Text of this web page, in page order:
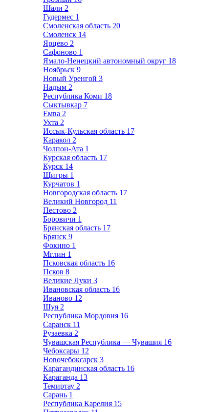
Шали 2
Гудермес 1
Смоленская область 20
Смоленск 14
Ярцево 2
Сафоново 1
Ямало-Ненецкий автономный округ 18
Ноябрьск 9
Новый Уренгой 3
Надым 2
Республика Коми 18
Сыктывкар 7
Емва 2
Ухта 2
Иссык-Кульская область 17
Каракол 2
Чолпон-Ата 1
Курская область 17
Курск 14
Щигры 1
Курчатов 1
Новгородская область 17
Великий Новгород 11
Пестово 2
Боровичи 1
Брянская область 17
Брянск 9
Фокино 1
Мглин 1
Псковская область 16
Псков 8
Великие Луки 3
Ивановская область 16
Иваново 12
Шуя 2
Республика Мордовия 16
Саранск 11
Рузаевка 2
Чувашская Республика — Чувашия 16
Чебоксары 12
Новочебоксарск 3
Карагандинская область 16
Караганда 13
Темиртау 2
Сарань 1
Республика Карелия 15